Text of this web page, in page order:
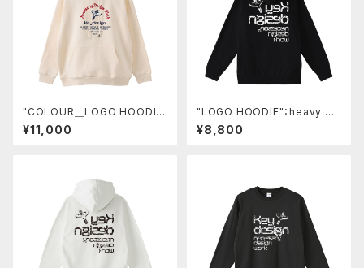
"COLOUR＿LOGO HOODIE
＿THANX"
¥11,000
"LOGO HOODIE"：heavy we
ight／back print
¥8,800